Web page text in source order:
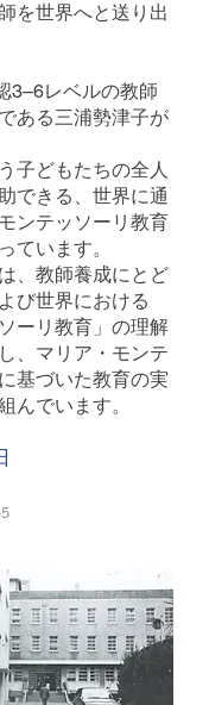
を世界へと送り出
3–6レベルの教師
ある三浦勢津子が
子どもたちの全人
できる、世界に通
ンテッソーリ教育
ています。
、教師養成にとど
び世界における
ーリ教育」の理解
、マリア・モンテ
基づいた教育の実
んでいます。